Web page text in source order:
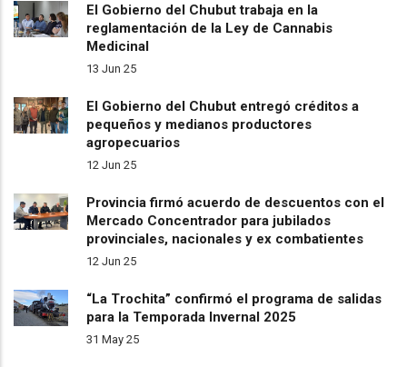
El Gobierno del Chubut trabaja en la
reglamentación de la Ley de Cannabis
Medicinal
13 Jun 25
El Gobierno del Chubut entregó créditos a
pequeños y medianos productores
agropecuarios
12 Jun 25
Provincia firmó acuerdo de descuentos con el
Mercado Concentrador para jubilados
provinciales, nacionales y ex combatientes
12 Jun 25
“La Trochita” confirmó el programa de salidas
para la Temporada Invernal 2025
31 May 25